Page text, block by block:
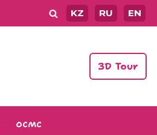
KZ RU EN
3D Tour
ОСМС